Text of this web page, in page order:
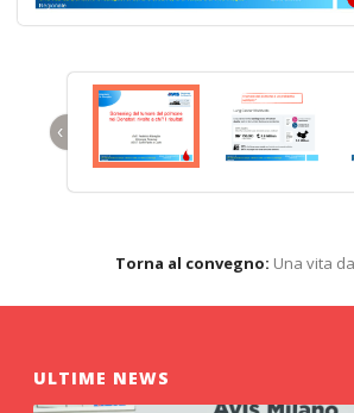
‹
Torna al convegno: Una vita
ULTIME NEWS